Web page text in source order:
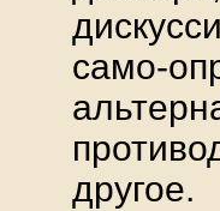
само-
другое.